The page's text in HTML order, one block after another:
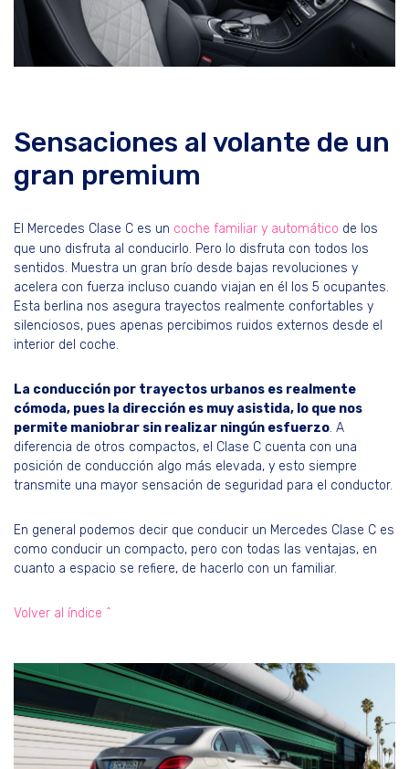
Sensaciones al volante de un
gran premium
El Mercedes Clase C es un coche familiar y automático de los
que uno disfruta al conducirlo. Pero lo disfruta con todos los
sentidos. Muestra un gran brío desde bajas revoluciones y
acelera con fuerza incluso cuando viajan en él los 5 ocupantes.
Esta berlina nos asegura trayectos realmente confortables y
silenciosos, pues apenas percibimos ruidos externos desde el
interior del coche.
La conducción por trayectos urbanos es realmente
cómoda, pues la dirección es muy asistida, lo que nos
permite maniobrar sin realizar ningún esfuerzo. A
diferencia de otros compactos, el Clase C cuenta con una
posición de conducción algo más elevada, y esto siempre
transmite una mayor sensación de seguridad para el conductor.
En general podemos decir que conducir un Mercedes Clase C es
como conducir un compacto, pero con todas las ventajas, en
cuanto a espacio se refiere, de hacerlo con un familiar.
Volver al índice ^